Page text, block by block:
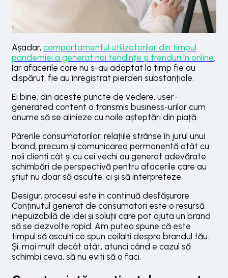
Așadar, comportamentul utilizatorilor din timpul
pandemiei a generat noi tendințe și trenduri în online.
Iar afacerile care nu s-au adaptat la timp fie au
dispărut, fie au înregistrat pierderi substanțiale.
Ei bine, din aceste puncte de vedere, user-
generated content a transmis business-urilor cum
anume să se alinieze cu noile așteptări din piață.
Părerile consumatorilor, relațiile strânse în jurul unui
brand, precum și comunicarea permanentă atât cu
noii clienți cât și cu cei vechi au generat adevărate
schimbări de perspectivă pentru afacerile care au
știut nu doar să asculte, ci și să interpreteze.
Desigur, procesul este în continuă desfășurare.
Conținutul generat de consumatori este o resursă
inepuizabilă de idei și soluții care pot ajuta un brand
să se dezvolte rapid. Am putea spune că este
timpul să asculți ce spun ceilalți despre brandul tău.
Și, mai mult decât atât, atunci când e cazul să
schimbi ceva, să nu eviți să o faci.